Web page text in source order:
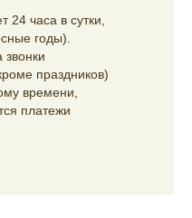
24 часа в сутки,
годы).
праздников)
времени,
платежи